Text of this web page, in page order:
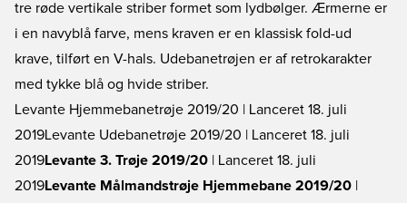
tre røde vertikale striber formet som lydbølger. Ærmerne er
i en navyblå farve, mens kraven er en klassisk fold-ud
krave, tilført en V-hals. Udebanetrøjen er af retrokarakter
med tykke blå og hvide striber.
Levante Hjemmebanetrøje 2019/20 | Lanceret 18. juli
2019Levante Udebanetrøje 2019/20 | Lanceret 18. juli
2019Levante 3. Trøje 2019/20 | Lanceret 18. juli
2019Levante Målmandstrøje Hjemmebane 2019/20